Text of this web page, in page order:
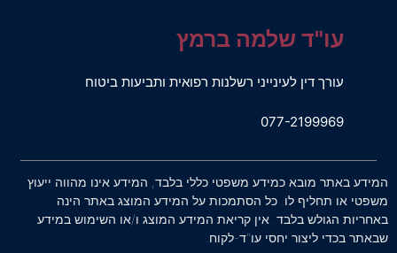
עו"ד שלמה ברמץ
עורך דין לעינייני רשלנות רפואית ותביעות ביטוח
077-2199969
המידע באתר מובא כמידע משפטי כללי בלבד, המידע אינו מהווה ייעוץ
משפטי או תחליף לו. כל הסתמכות על המידע המוצג באתר הינה
באחריות הגולש בלבד. אין קריאת המידע המוצג ו/או השימוש במידע
שבאתר בכדי ליצור יחסי עו"ד-לקוח.